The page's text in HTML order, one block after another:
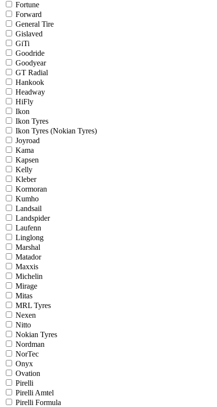
Fortune
Forward
General Tire
Gislaved
GiTi
Goodride
Goodyear
GT Radial
Hankook
Headway
HiFly
Ikon
Ikon Tyres
Ikon Tyres (Nokian Tyres)
Joyroad
Kama
Kapsen
Kelly
Kleber
Kormoran
Kumho
Landsail
Landspider
Laufenn
Linglong
Marshal
Matador
Maxxis
Michelin
Mirage
Mitas
MRL Tyres
Nexen
Nitto
Nokian Tyres
Nordman
NorTec
Onyx
Ovation
Pirelli
Pirelli Amtel
Pirelli Formula